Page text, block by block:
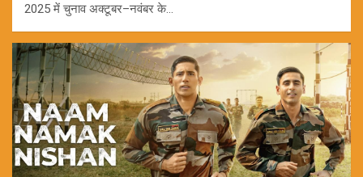
2025 में चुनाव अक्टूबर–नवंबर के…